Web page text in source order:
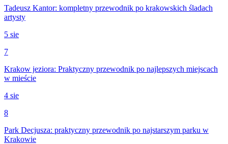
Tadeusz Kantor: kompletny przewodnik po krakowskich śladach
artysty
5 sie
7
Krakow jeziora: Praktyczny przewodnik po najlepszych miejscach
w mieście
4 sie
8
Park Decjusza: praktyczny przewodnik po najstarszym parku w
Krakowie